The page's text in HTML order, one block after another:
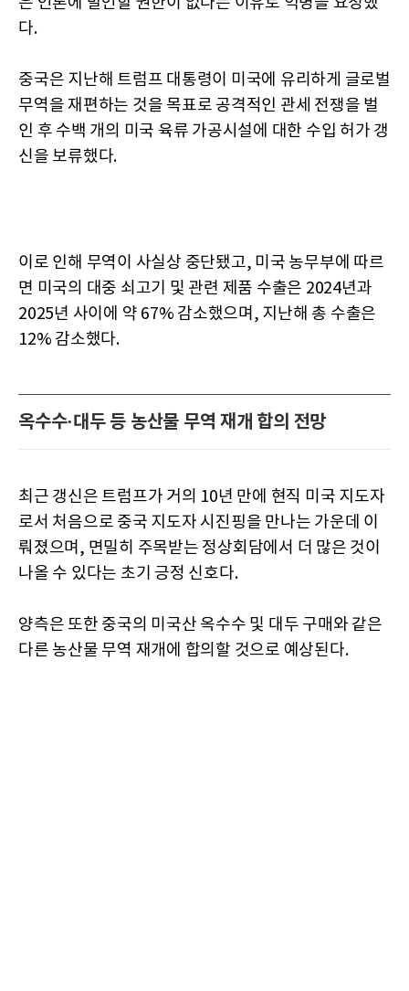
다.
중국은 지난해 트럼프 대통령이 미국에 유리하게 글로벌
무역을 재편하는 것을 목표로 공격적인 관세 전쟁을 벌
인 후 수백 개의 미국 육류 가공시설에 대한 수입 허가 갱
신을 보류했다.
이로 인해 무역이 사실상 중단됐고, 미국 농무부에 따르
면 미국의 대중 쇠고기 및 관련 제품 수출은 2024년과
2025년 사이에 약 67% 감소했으며, 지난해 총 수출은
12% 감소했다.
옥수수·대두 등 농산물 무역 재개 합의 전망
최근 갱신은 트럼프가 거의 10년 만에 현직 미국 지도자
로서 처음으로 중국 지도자 시진핑을 만나는 가운데 이
뤄졌으며, 면밀히 주목받는 정상회담에서 더 많은 것이
나올 수 있다는 초기 긍정 신호다.
양측은 또한 중국의 미국산 옥수수 및 대두 구매와 같은
다른 농산물 무역 재개에 합의할 것으로 예상된다.